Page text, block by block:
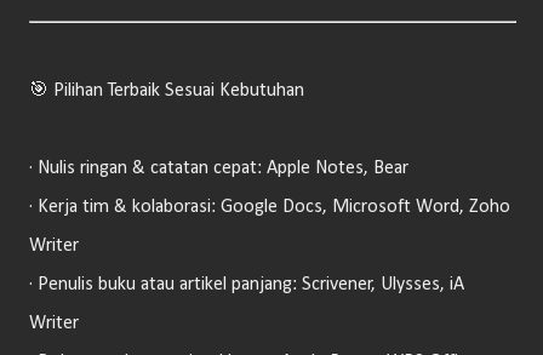
🎯 Pilihan Terbaik Sesuai Kebutuhan
· Nulis ringan & catatan cepat: Apple Notes, Bear
· Kerja tim & kolaborasi: Google Docs, Microsoft Word, Zoho
Writer
· Penulis buku atau artikel panjang: Scrivener, Ulysses, iA
Writer